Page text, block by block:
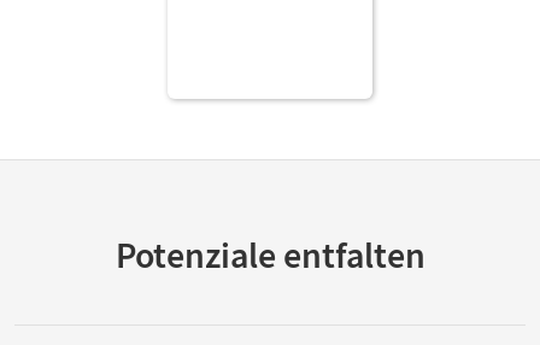
Potenziale entfalten